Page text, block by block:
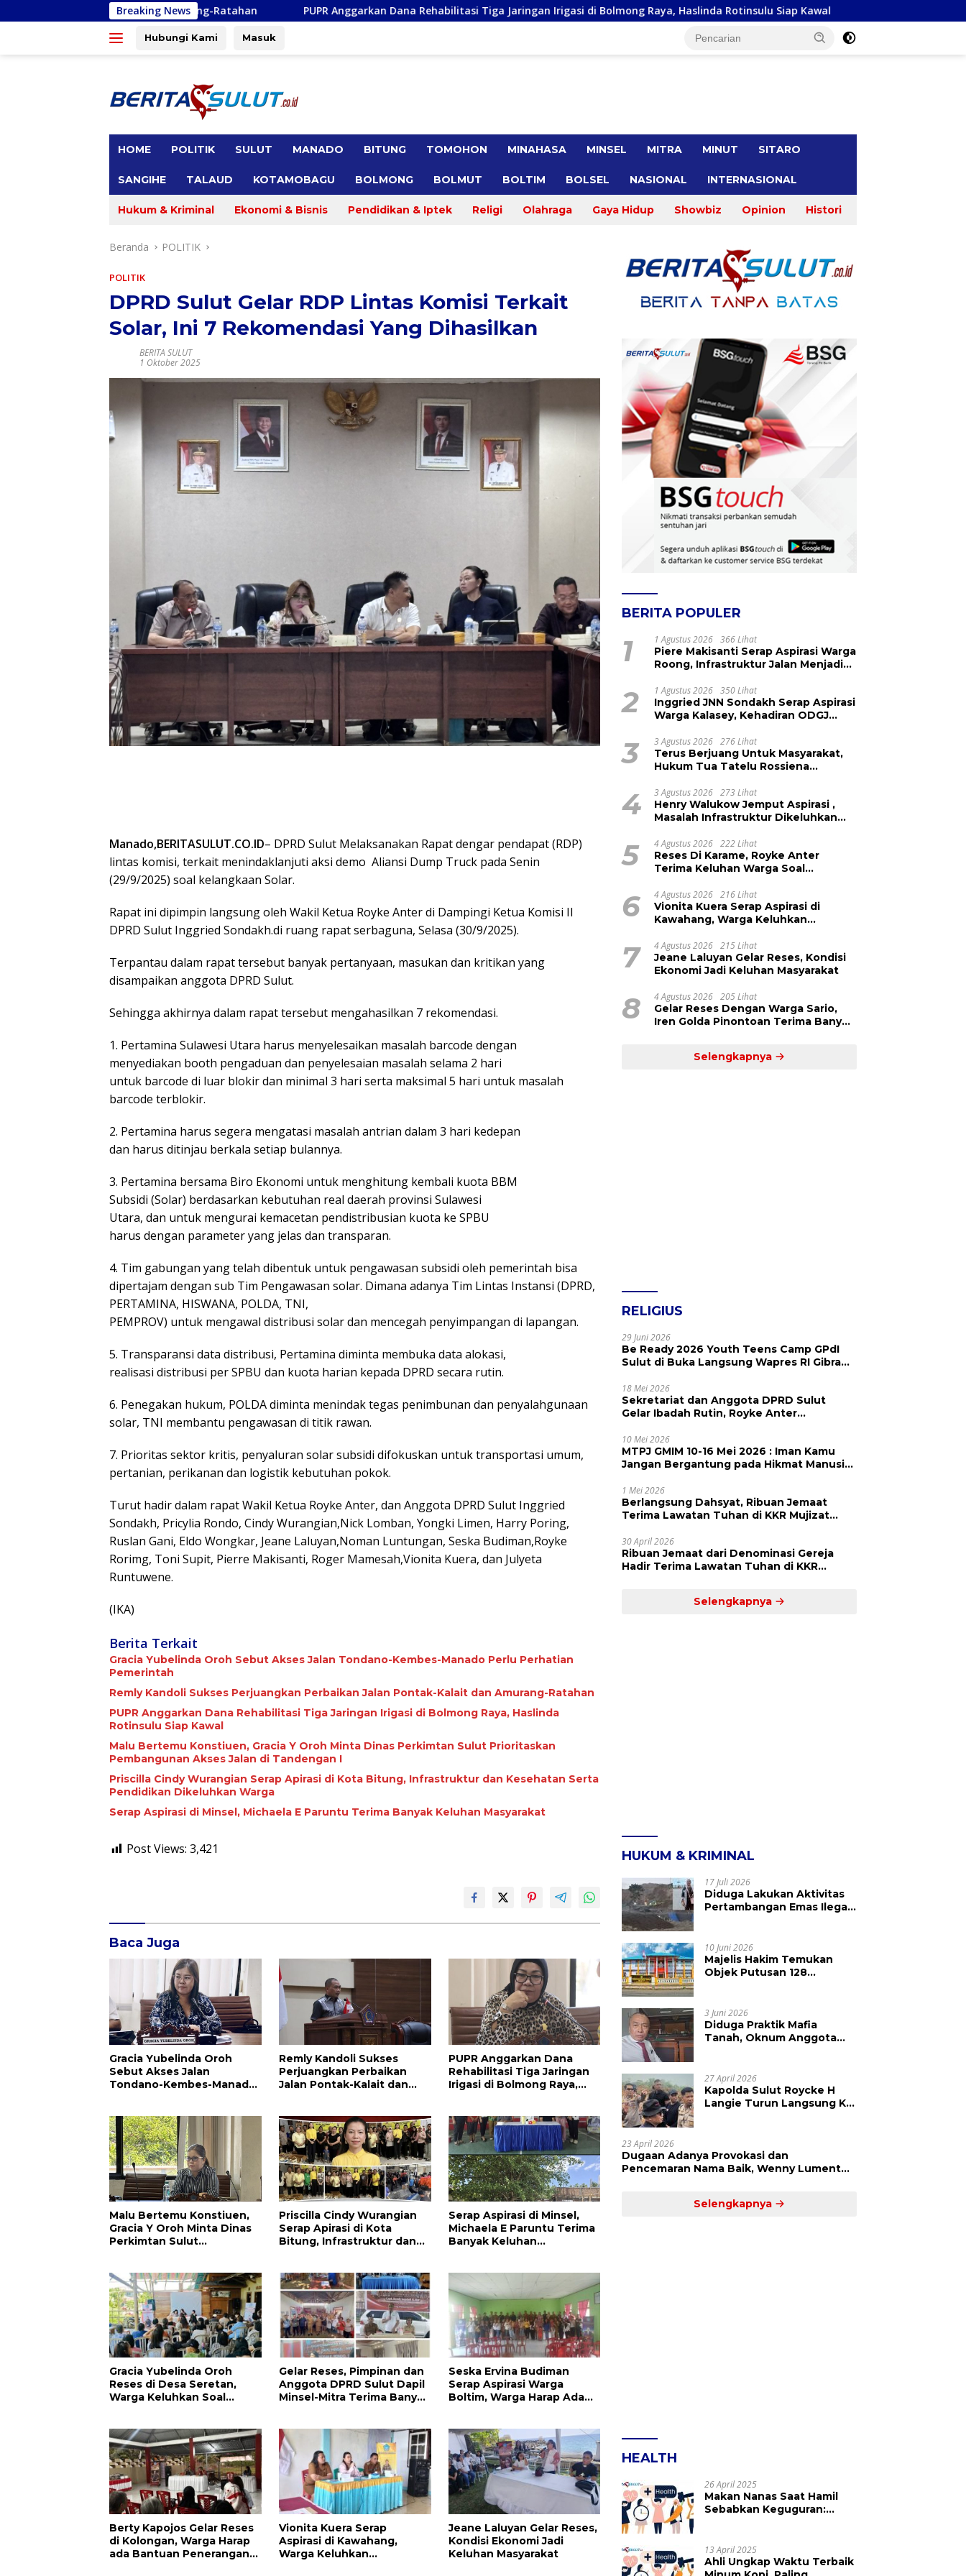
ke
Breaking News
dan Amurang-Ratahan PUPR Anggarkan Dana Rehabilitasi Tiga Jaringan Irigasi di Bolmong Raya, Haslinda Rotinsulu Siap Kawal Malu Bertemu Konstiuen, Gracia Y Oroh
Hubungi Kami Masuk
HOME POLITIK SULUT MANADO BITUNG TOMOHON MINAHASA MINSEL MITRA MINUT SITARO
SANGIHE TALAUD KOTAMOBAGU BOLMONG BOLMUT BOLTIM BOLSEL NASIONAL INTERNASIONAL
Hukum & Kriminal Ekonomi & Bisnis Pendidikan & Iptek Religi Olahraga Gaya Hidup Showbiz Opinion Histori
Beranda POLITIK
POLITIK
DPRD Sulut Gelar RDP Lintas Komisi Terkait
Solar, Ini 7 Rekomendasi Yang Dihasilkan
BERITA SULUT
1 Oktober 2025
Manado,BERITASULUT.CO.ID– DPRD Sulut Melaksanakan Rapat dengar pendapat (RDP)
lintas komisi, terkait menindaklanjuti aksi demo Aliansi Dump Truck pada Senin
(29/9/2025) soal kelangkaan Solar.
Rapat ini dipimpin langsung oleh Wakil Ketua Royke Anter di Dampingi Ketua Komisi II
DPRD Sulut Inggried Sondakh.di ruang rapat serbaguna, Selasa (30/9/2025).
Terpantau dalam rapat tersebut banyak pertanyaan, masukan dan kritikan yang
disampaikan anggota DPRD Sulut.
Sehingga akhirnya dalam rapat tersebut mengahasilkan 7 rekomendasi.
1. Pertamina Sulawesi Utara harus menyelesaikan masalah barcode dengan
menyediakan booth pengaduan dan penyelesaian masalah selama 2 hari
untuk barcode di luar blokir dan minimal 3 hari serta maksimal 5 hari untuk masalah
barcode terblokir.
2. Pertamina harus segera mengatasi masalah antrian dalam 3 hari kedepan
dan harus ditinjau berkala setiap bulannya.
3. Pertamina bersama Biro Ekonomi untuk menghitung kembali kuota BBM
Subsidi (Solar) berdasarkan kebutuhan real daerah provinsi Sulawesi
Utara, dan untuk mengurai kemacetan pendistribusian kuota ke SPBU
harus dengan parameter yang jelas dan transparan.
4. Tim gabungan yang telah dibentuk untuk pengawasan subsidi oleh pemerintah bisa
dipertajam dengan sub Tim Pengawasan solar. Dimana adanya Tim Lintas Instansi (DPRD,
PERTAMINA, HISWANA, POLDA, TNI,
PEMPROV) untuk mengawal distribusi solar dan mencegah penyimpangan di lapangan.
5. Transparansi data distribusi, Pertamina diminta membuka data alokasi,
realisasi distribusi per SPBU dan kuota harian kepada DPRD secara rutin.
6. Penegakan hukum, POLDA diminta menindak tegas penimbunan dan penyalahgunaan
solar, TNI membantu pengawasan di titik rawan.
7. Prioritas sektor kritis, penyaluran solar subsidi difokuskan untuk transportasi umum,
pertanian, perikanan dan logistik kebutuhan pokok.
Turut hadir dalam rapat Wakil Ketua Royke Anter, dan Anggota DPRD Sulut Inggried
Sondakh, Pricylia Rondo, Cindy Wurangian,Nick Lomban, Yongki Limen, Harry Poring,
Ruslan Gani, Eldo Wongkar, Jeane Laluyan,Noman Luntungan, Seska Budiman,Royke
Rorimg, Toni Supit, Pierre Makisanti, Roger Mamesah,Vionita Kuera, dan Julyeta
Runtuwene.
(IKA)
Berita Terkait
Gracia Yubelinda Oroh Sebut Akses Jalan Tondano-Kembes-Manado Perlu Perhatian
Pemerintah
Remly Kandoli Sukses Perjuangkan Perbaikan Jalan Pontak-Kalait dan Amurang-Ratahan
PUPR Anggarkan Dana Rehabilitasi Tiga Jaringan Irigasi di Bolmong Raya, Haslinda
Rotinsulu Siap Kawal
Malu Bertemu Konstiuen, Gracia Y Oroh Minta Dinas Perkimtan Sulut Prioritaskan
Pembangunan Akses Jalan di Tandengan I
Priscilla Cindy Wurangian Serap Apirasi di Kota Bitung, Infrastruktur dan Kesehatan Serta
Pendidikan Dikeluhkan Warga
Serap Aspirasi di Minsel, Michaela E Paruntu Terima Banyak Keluhan Masyarakat
Post Views: 3,421
Baca Juga
Gracia Yubelinda Oroh
Sebut Akses Jalan
Tondano-Kembes-Manado
Remly Kandoli Sukses
Perjuangkan Perbaikan
Jalan Pontak-Kalait dan
PUPR Anggarkan Dana
Rehabilitasi Tiga Jaringan
Irigasi di Bolmong Raya,
Malu Bertemu Konstiuen,
Gracia Y Oroh Minta Dinas
Perkimtan Sulut
Priscilla Cindy Wurangian
Serap Apirasi di Kota
Bitung, Infrastruktur dan
Warga
Serap Aspirasi di Minsel,
Michaela E Paruntu Terima
Banyak Keluhan
Gracia Yubelinda Oroh
Reses di Desa Seretan,
Warga Keluhkan Soal
Gelar Reses, Pimpinan dan
Anggota DPRD Sulut Dapil
Minsel-Mitra Terima Banyak
Seska Ervina Budiman
Serap Aspirasi Warga
Boltim, Warga Harap Ada
Berty Kapojos Gelar Reses
di Kolongan, Warga Harap
ada Bantuan Penerangan
Vionita Kuera Serap
Aspirasi di Kawahang,
Warga Keluhkan
Jeane Laluyan Gelar Reses,
Kondisi Ekonomi Jadi
Keluhan Masyarakat
BERITA POPULER
1 1 Agustus 2026 366 Lihat
Piere Makisanti Serap Aspirasi Warga
Roong, Infrastruktur Jalan Menjadi
2 1 Agustus 2026 350 Lihat
Inggried JNN Sondakh Serap Aspirasi
Warga Kalasey, Kehadiran ODGJ
3 3 Agustus 2026 276 Lihat
Terus Berjuang Untuk Masyarakat,
Hukum Tua Tatelu Rossiena
Kinerja Anggota DPRD Henry
Walukow
4 3 Agustus 2026 273 Lihat
Henry Walukow Jemput Aspirasi ,
Masalah Infrastruktur Dikeluhkan
5 4 Agustus 2026 222 Lihat
Reses Di Karame, Royke Anter
Terima Keluhan Warga Soal
6 4 Agustus 2026 216 Lihat
Vionita Kuera Serap Aspirasi di
Kawahang, Warga Keluhkan
7 4 Agustus 2026 215 Lihat
Jeane Laluyan Gelar Reses, Kondisi
Ekonomi Jadi Keluhan Masyarakat
8 4 Agustus 2026 205 Lihat
Gelar Reses Dengan Warga Sario,
Iren Golda Pinontoan Terima Banyak
Selengkapnya
RELIGIUS
29 Juni 2026
Be Ready 2026 Youth Teens Camp GPdI
Sulut di Buka Langsung Wapres RI Gibran
Apresiasi Tinggi
18 Mei 2026
Sekretariat dan Anggota DPRD Sulut
Gelar Ibadah Rutin, Royke Anter
dan Pengingat
10 Mei 2026
MTPJ GMIM 10-16 Mei 2026 : Iman Kamu
Jangan Bergantung pada Hikmat Manusia,
1 Mei 2026
Berlangsung Dahsyat, Ribuan Jemaat
Terima Lawatan Tuhan di KKR Mujizat
30 April 2026
Ribuan Jemaat dari Denominasi Gereja
Hadir Terima Lawatan Tuhan di KKR
Selengkapnya
HUKUM & KRIMINAL
17 Juli 2026
Diduga Lakukan Aktivitas
Pertambangan Emas Ilegal
Tangkap Vinni Sondakh
10 Juni 2026
Majelis Hakim Temukan
Objek Putusan 128
Atas Putusan PN Tondano
3 Juni 2026
Diduga Praktik Mafia
Tanah, Oknum Anggota
27 April 2026
Kapolda Sulut Roycke H
Langie Turun Langsung Ke
23 April 2026
Dugaan Adanya Provokasi dan
Pencemaran Nama Baik, Wenny Lumentut
Selengkapnya
HEALTH
26 April 2025
Makan Nanas Saat Hamil
Sebabkan Keguguran:
13 April 2025
Ahli Ungkap Waktu Terbaik